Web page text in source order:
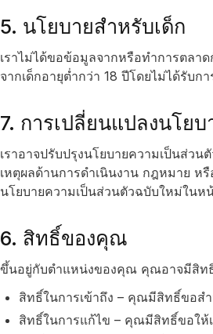
5. นโยบายสำหรับเด็ก
เราไม่ได้ขอข้อมูลจากหรือทำการตลา
จากเด็กอายุต่ำกว่า 18 ปีโดยไม่ได้รับ
7. การเปลี่ยนแปลงนโย
เราอาจปรับปรุงนโยบายความเป็นส่ว
เหตุผลด้านการดำเนินงาน กฎหมาย ห
นโยบายความเป็นส่วนตัวฉบับใหม่ใน
6. สิทธิ์ของคุณ
ขึ้นอยู่กับตำแหน่งของคุณ คุณอาจมีสิท
สิทธิ์ในการเข้าถึง – คุณมีสิทธิ์ขอ
สิทธิ์ในการแก้ไข – คุณมีสิทธิ์ขอให้